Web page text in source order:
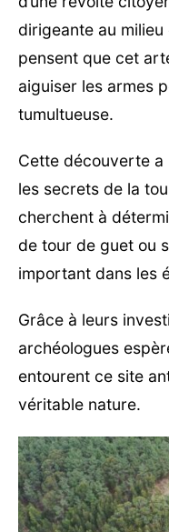
dirigeante au
pensent que cet
aiguiser les armes
tumultueuse.
Cette découverte a
les secrets de la
cherchent à
de tour de guet ou
important dans les
Grâce à leurs
archéologues
entourent ce site
véritable nature.